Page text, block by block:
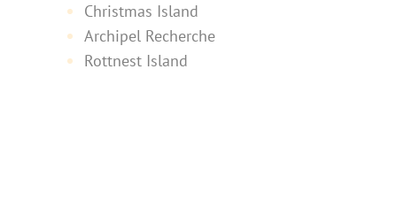
Christmas Island
Archipel Recherche
Rottnest Island